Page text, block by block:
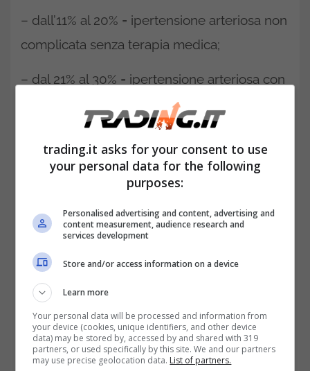
– dall’11% al 20% = ipertensione arteriosa non
complicata senza terapia medica;
– dal 21% al 30% = ipertensione arteriosa con
iniziale impegno cardiaco;
con impegno cardiaco medio;
con impegno cardiaco medio – severo;
– dal 71% all’80% = cardiopatia ipertensiva
con impegno cardiaco grave – severo;
trading.it asks for your consent to use
your personal data for the following
purposes:
Personalised advertising and content, advertising and
content measurement, audience research and
services development
Store and/or access information on a device
Learn more
Your personal data will be processed and information from
your device (cookies, unique identifiers, and other device
data) may be stored by, accessed by and shared with 319
partners, or used specifically by this site. We and our partners
may use precise geolocation data. List of partners.